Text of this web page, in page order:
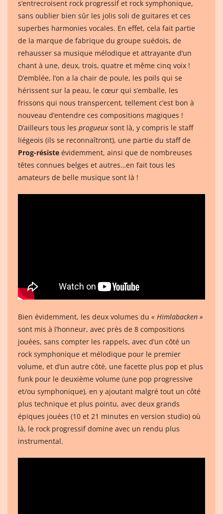
s’entrecroisent rock progressif et rock symphonique,
sans oublier bien sûr les jolis soli de guitares et ces
superbes harmonies vocales. En effet, cela fait partie
de la marque de fabrique du groupe suédois, de
rehausser sa musique mélodique et attrayante d’un
chant à une, deux, trois, quatre et même cinq voix !
D’emblée, l’on a la chair de poule, les poils qui se
hérissent sur la peau, le cœur qui s’emballe, les
frissons qui nous transpercent, tellement c’est bon à
nouveau d’entendre ces compositions magiques !
D’ailleurs tous les progueux sont là, y compris le staff
liégeois (ils se reconnaîtront), une partie du staff de
Prog-résiste évidemment, ainsi que de nombreuses
têtes connues belges et autres…en fait tous les
amateurs de belle musique sont là !
Bien évidemment, les deux volumes du « Himlabacken »
sont mis à l’honneur, avec près de 8 compositions
jouées, sans compter les rappels, avec d’un côté un
rock symphonique et mélodique pour le premier
volume, et d’un autre côté, une facette plus pop et plus
funk pour le deuxième volume (une pop progressive
et/ou symphonique), en y ajoutant malgré tout un côté
plus technique et plus pointu, avec deux grands
épiques jouées (10 et 21 minutes en version studio) où
là, le rock progressif domine avec un rendu plus
instrumental.